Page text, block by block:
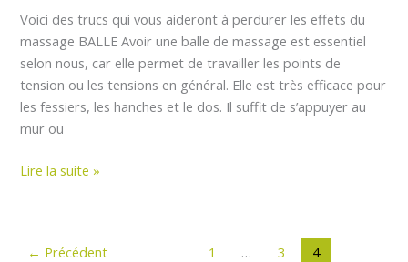
Voici des trucs qui vous aideront à perdurer les effets du
massage BALLE Avoir une balle de massage est essentiel
selon nous, car elle permet de travailler les points de
tension ou les tensions en général. Elle est très efficace pour
les fessiers, les hanches et le dos. Il suffit de s’appuyer au
mur ou
massage
Lire la suite »
← Précédent 1 … 3 4